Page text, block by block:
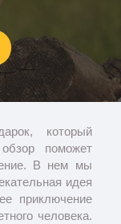
который
поможет
В нем мы
идея
приключение
человека.